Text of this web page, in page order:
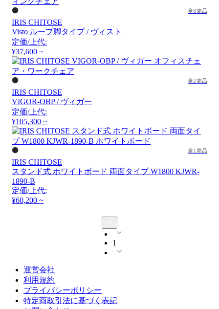
全8商品
IRIS CHITOSE
Visto ループ脚タイプ / ヴィスト
定価/上代:
¥37,600 ~
全2商品
IRIS CHITOSE
VIGOR-OBP / ヴィガー
定価/上代:
¥105,300 ~
全1商品
IRIS CHITOSE
スタンド式 ホワイトボード 両面タイプ W1800 KJWR-
1890-B
定価/上代:
¥60,200 ~
1
運営会社
利用規約
プライバシーポリシー
特定商取引法に基づく表記